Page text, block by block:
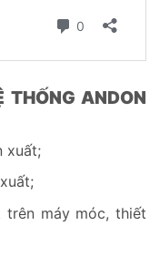
THỐNG ANDON
xuất;
máy móc, thiết